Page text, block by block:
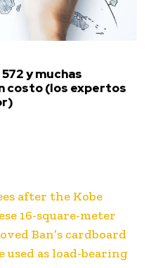
572 y muchas
costo (los expertos